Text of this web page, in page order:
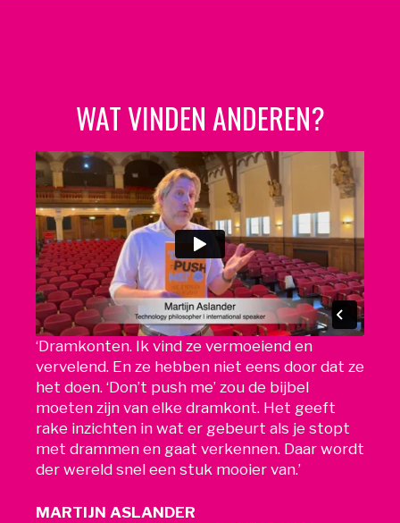
WAT VINDEN ANDEREN?
‘Dramkonten. Ik vind ze vermoeiend en
vervelend. En ze hebben niet eens door dat ze
het doen. ‘Don’t push me’ zou de bijbel
moeten zijn van elke dramkont. Het geeft
rake inzichten in wat er gebeurt als je stopt
met drammen en gaat verkennen. Daar wordt
der wereld snel een stuk mooier van.’
MARTIJN ASLANDER